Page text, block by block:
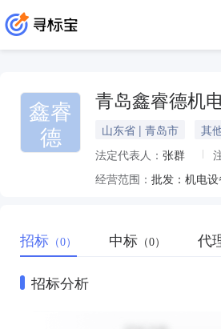
鑫睿
德
青岛鑫睿德机
山东省 | 青岛市 其
法定代表人： 张群
经营范围：
招标 （0） 中标 （0） 代
招标分析